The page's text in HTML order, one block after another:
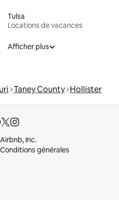
Tulsa
Locations de vacances
Afficher plus
Taney County Hollister
Inc.
Conditions générales